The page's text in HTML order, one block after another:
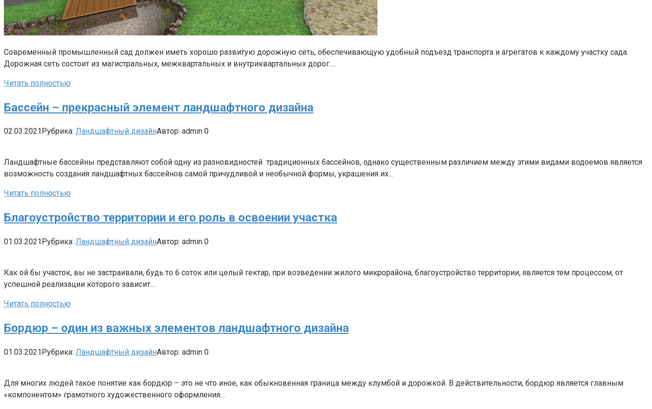
Современный промышленный сад должен иметь хорошо развитую дорожную сеть, обеспечивающую удобный подъезд транспорта и агрегатов к каждому участку сада.
Дорожная сеть состоит из магистральных, межквартальных и внутриквартальных дорог….
Читать полностью
Бассейн – прекрасный элемент ландшафтного дизайна
02.03.2021 Рубрика: Ландшафтный дизайнАвтор: admin 0
Ландшафтные бассейны представляют собой одну из разновидностей традиционных бассейнов, однако существенным различием между этими видами водоемов является
возможность создания ландшафтных бассейнов самой причудливой и необычной формы, украшения их…
Читать полностью
Благоустройство территории и его роль в освоении участка
01.03.2021 Рубрика: Ландшафтный дизайнАвтор: admin 0
Как ой бы участок, вы не застраивали, будь то 6 соток или целый гектар, при возведении жилого микрорайона, благоустройство территории, является тем процессом, от
успешной реализации которого зависит…
Читать полностью
Бордюр – один из важных элементов ландшафтного дизайна
01.03.2021Рубрика: Ландшафтный дизайнАвтор: admin 0
Для многих людей такое понятие как бордюр – это не что иное, как обыкновенная граница между клумбой и дорожкой. В действительности, бордюр является главным
«компонентом» грамотного художественного оформления…